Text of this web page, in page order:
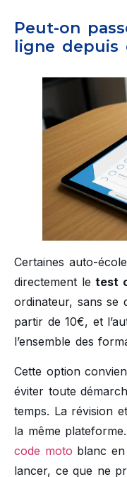
Peut-on
ligne depuis
Certaines auto-
directement letest
ordinateur, sans se
partir de 10€, et
l’ensemble des
Cette option
éviter toute
temps. La révision
la même
code moto blanc
lancer, ce que ne